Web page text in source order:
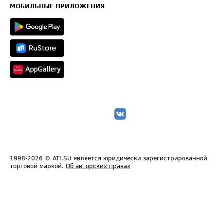
Техническая информация
МОБИЛЬНЫЕ ПРИЛОЖЕНИЯ
1998-2026 © ATI.SU является юридически зарегистрированной
торговой маркой. Об авторских правах